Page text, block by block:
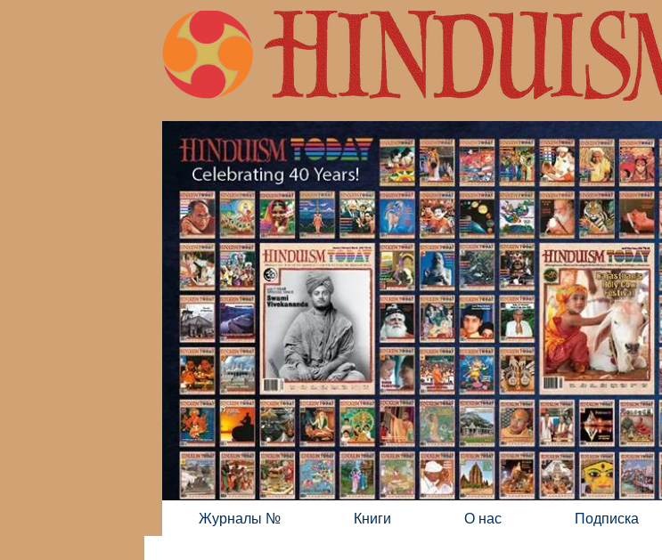
Жизнь с Шивой.
Современная культура индуизма
Журналы № Книги О нас Подписка